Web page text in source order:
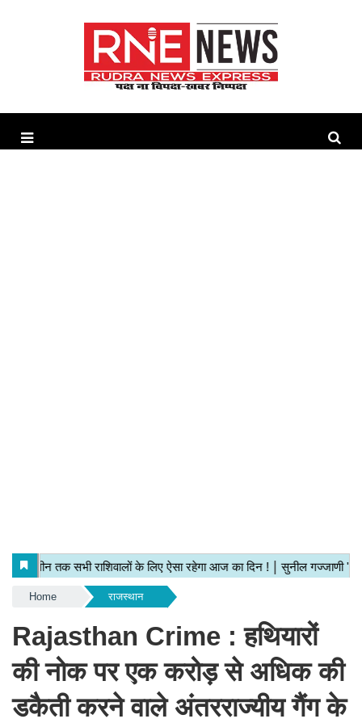
Home राजस्थान
Rajasthan Crime : हथियारों
की नोक पर एक करोड़ से अधिक की
डकैती करने वाले अंतरराज्यीय गैंग के